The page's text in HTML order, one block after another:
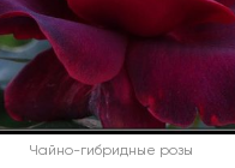
Чайно-гибридные розы